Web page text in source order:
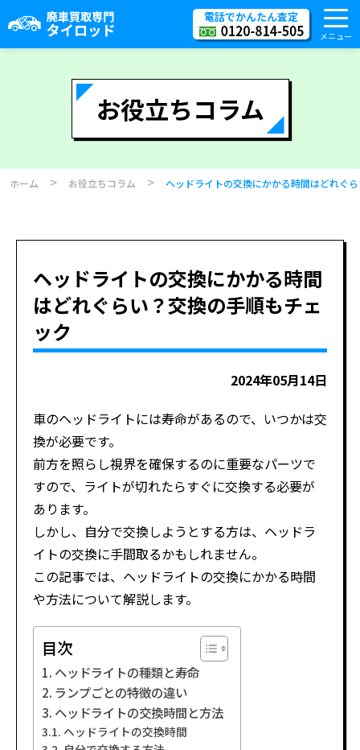
電話でかんたん査定
メニュー
お役立ちコラム
ホーム > お役立ちコラム > ヘッドライトの交換にかかる時間はどれぐ
ヘッドライトの交換にかかる時間
はどれぐらい？交換の手順もチェ
ック
2024年05月14日
車のヘッドライトには寿命があるので、いつかは交
換が必要です。
前方を照らし視界を確保するのに重要なパーツで
すので、ライトが切れたらすぐに交換する必要が
あります。
しかし、自分で交換しようとする方は、ヘッドラ
イトの交換に手間取るかもしれません。
この記事では、ヘッドライトの交換にかかる時間
や方法について解説します。
目次
ヘッドライトの種類と寿命
ランプごとの特徴の違い
ヘッドライトの交換時間と方法
ヘッドライトの交換時間